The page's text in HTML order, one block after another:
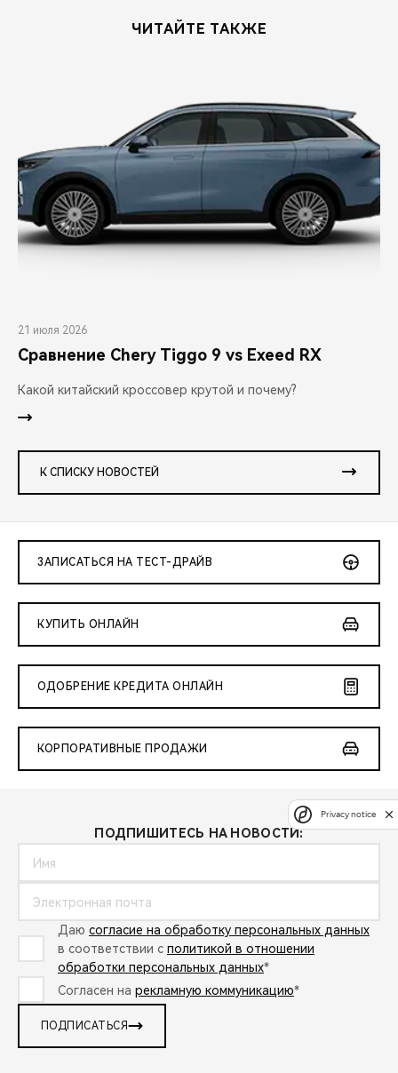
ЧИТАЙТЕ ТАКЖЕ
21 июля 2026
Сравнение Chery Tiggo 9 vs Exeed RX
Какой китайский кроссовер крутой и почему?
К СПИСКУ НОВОСТЕЙ
ЗАПИСАТЬСЯ НА ТЕСТ-ДРАЙВ
КУПИТЬ ОНЛАЙН
ОДОБРЕНИЕ КРЕДИТА ОНЛАЙН
КОРПОРАТИВНЫЕ ПРОДАЖИ
ПОДПИШИТЕСЬ НА НОВОСТИ:
Даю согласие на обработку персональных данных
в соответствии с политикой в отношении
обработки персональных данных*
Согласен на рекламную коммуникацию*
ПОДПИСАТЬСЯ
Privacy notice